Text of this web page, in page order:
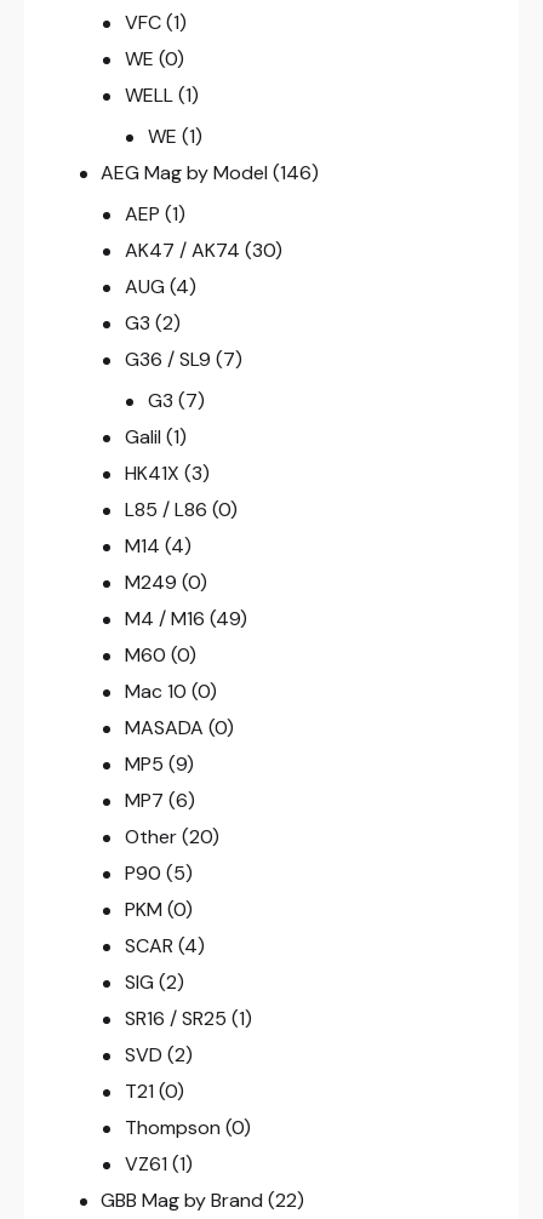
VFC (1)
WE (0)
WELL (1)
WE (1)
AEG Mag by Model (146)
AEP (1)
AK47 / AK74 (30)
AUG (4)
G3 (2)
G36 / SL9 (7)
G3 (7)
Galil (1)
HK41X (3)
L85 / L86 (0)
M14 (4)
M249 (0)
M4 / M16 (49)
M60 (0)
Mac 10 (0)
MASADA (0)
MP5 (9)
MP7 (6)
Other (20)
P90 (5)
PKM (0)
SCAR (4)
SIG (2)
SR16 / SR25 (1)
SVD (2)
T21 (0)
Thompson (0)
VZ61 (1)
GBB Mag by Brand (22)